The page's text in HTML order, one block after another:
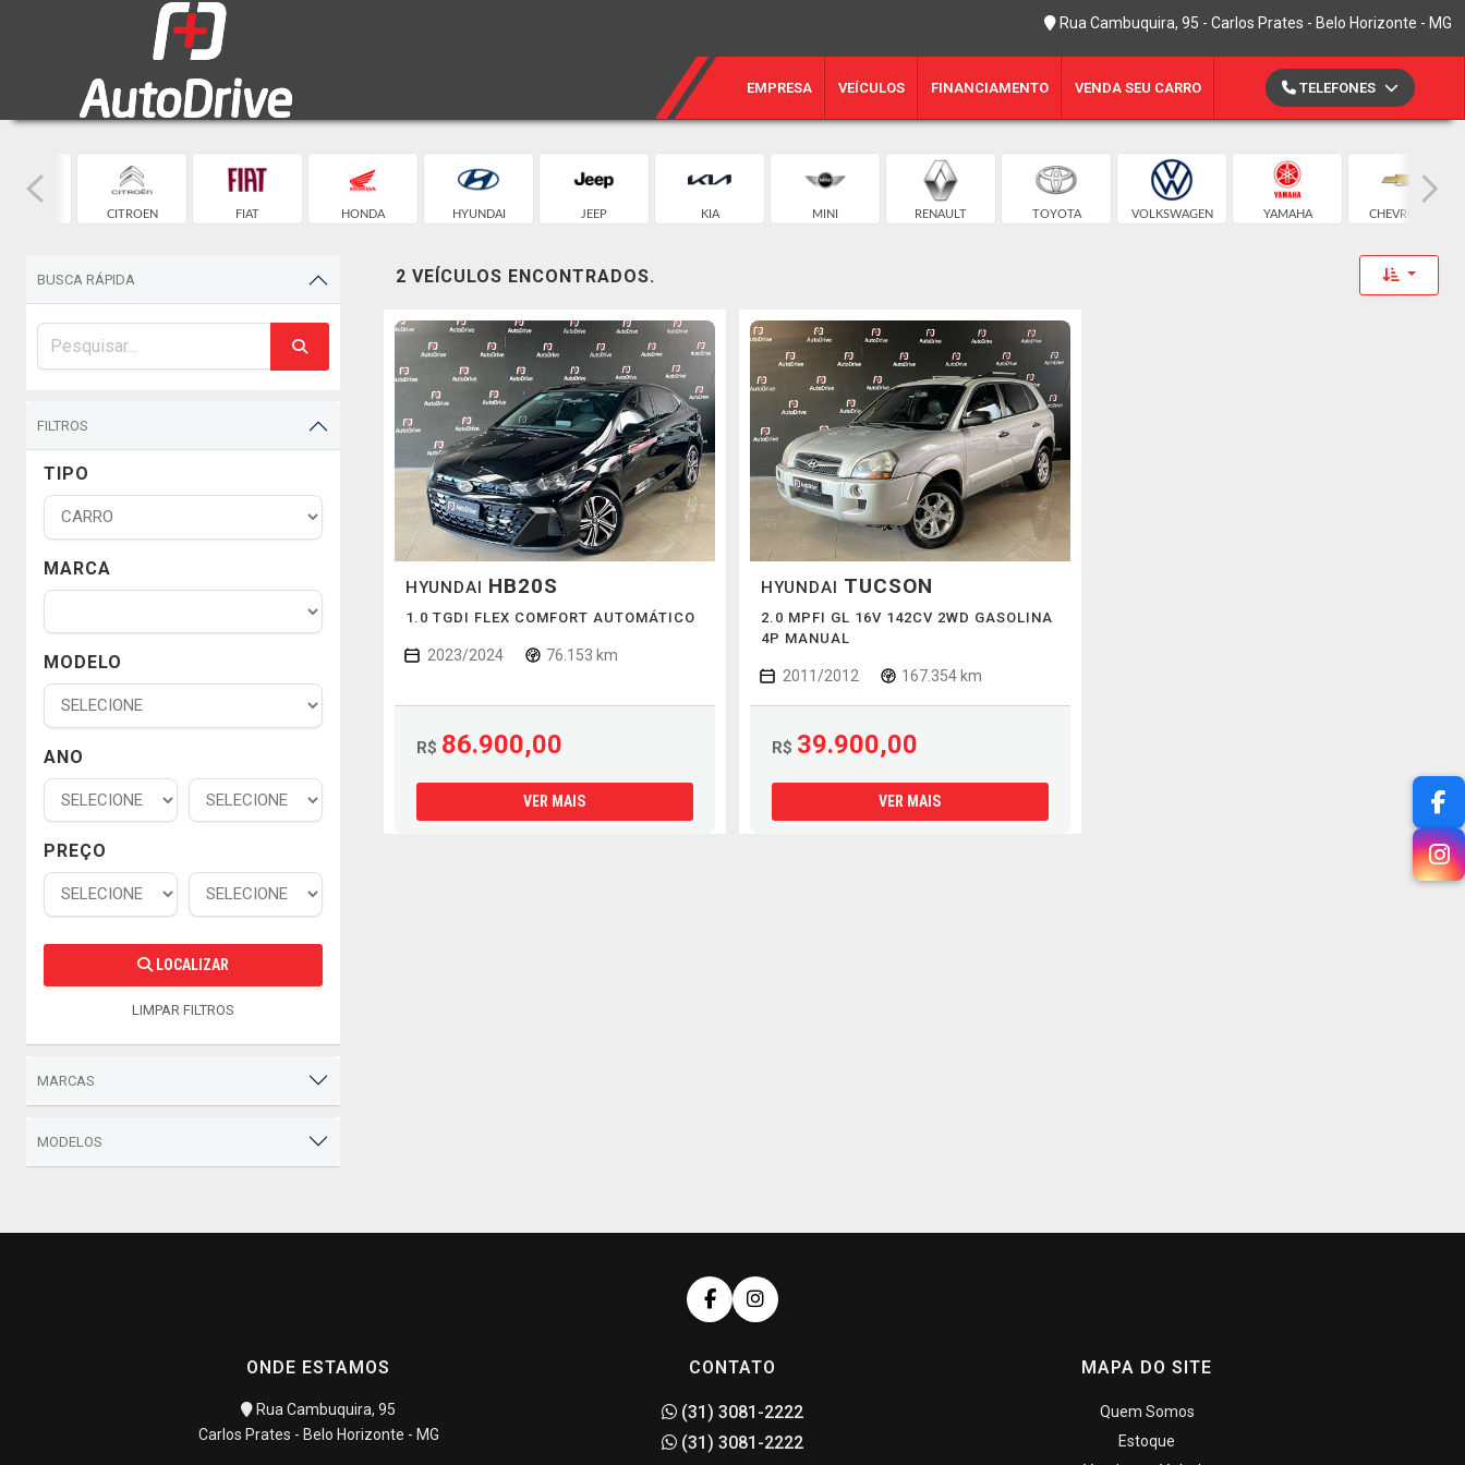
Rua Cambuquira, 95 - Carlos Prates - Belo Horizonte - MG
EMPRESA VEÍCULOS FINANCIAMENTO VENDA SEU CARRO TELEFONES
CITROEN FIAT HONDA HYUNDAI JEEP KIA MINI RENAULT TOYOTA VOLKSWAGEN YAMAHA CHEVROLET
BUSCA RÁPIDA
FILTROS
TIPO
MARCA
MODELO
ANO
PREÇO
LOCALIZAR
LIMPAR FILTROS
MARCAS
MODELOS
2 VEÍCULOS ENCONTRADOS. Toggle
HYUNDAI HB20S
1.0 TGDI FLEX COMFORT AUTOMÁTICO
2023/2024 76.153 km
R$ 86.900,00
VER MAIS
HYUNDAI TUCSON
2.0 MPFI GL 16V 142CV 2WD GASOLINA
4P MANUAL
2011/2012 167.354 km
R$ 39.900,00
VER MAIS
ONDE ESTAMOS
Rua Cambuquira, 95
Carlos Prates - Belo Horizonte - MG
CONTATO
(31) 3081-2222
(31) 3081-2222
MAPA DO SITE
Quem Somos
Estoque